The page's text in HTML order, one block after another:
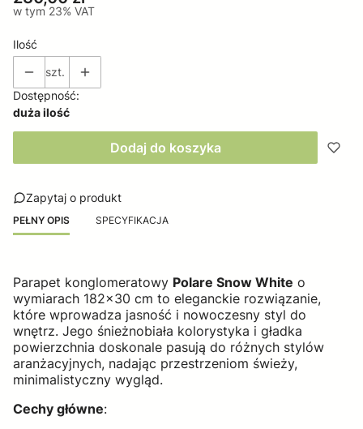
w tym 23% VAT
w tym 23% VAT
Ilość
szt.
Dostępność:
duża ilość
Dodaj do koszyka
Zapytaj o produkt
PEŁNY OPIS SPECYFIKACJA
Parapet konglomeratowy Polare Snow White o
wymiarach 182x30 cm to eleganckie rozwiązanie,
które wprowadza jasność i nowoczesny styl do
wnętrz. Jego śnieżnobiała kolorystyka i gładka
powierzchnia doskonale pasują do różnych stylów
aranżacyjnych, nadając przestrzeniom świeży,
minimalistyczny wygląd.
Cechy główne: